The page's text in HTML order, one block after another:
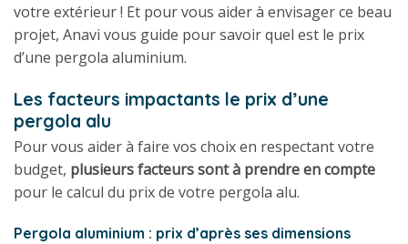
votre extérieur ! Et pour vous aider à envisager ce beau
projet, Anavi vous guide pour savoir quel est le prix
d’une pergola aluminium.
Les facteurs impactants le prix d’une
pergola alu
Pour vous aider à faire vos choix en respectant votre
budget, plusieurs facteurs sont à prendre en compte
pour le calcul du prix de votre pergola alu.
Pergola aluminium : prix d’après ses dimensions